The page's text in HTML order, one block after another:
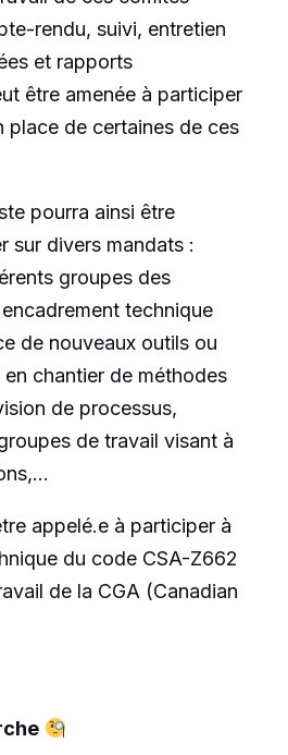
rendu, suivi, entretien
et rapports
être amenée à participer
place de certaines de ces
pourra ainsi être
sur divers mandats :
groupes des
technique
de nouveaux outils ou
chantier de méthodes
de processus,
de travail visant à
appelé.e à participer à
du code CSA-Z662
de la CGA (Canadian